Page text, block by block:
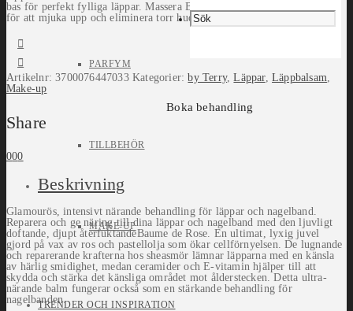
PARFYM
TILLBEHÖR
MAKE-UP
TRENDER OCH INSPIRATION
Boka behandling
bas för perfekt fylliga läppar. Massera Baumde de Rose på nagelbanden
för att mjuka upp och eliminera torr hud.
Artikelnr:3700076447033 Kategorier:by Terry,Läppar,Läppbalsam,
Make-up
Share
000
Beskrivning
Glamourös, intensivt närande behandling för läppar och nagelband.
Reparera och ge näring till dina läppar och nagelband med den ljuvligt
doftande, djupt återfuktandeBaume de Rose. En ultimat, lyxig juvel
gjord på vax av ros och pastellolja som ökar cellförnyelsen. De lugnande
och reparerande krafterna hos sheasmör lämnar läpparna med en känsla
av härlig smidighet, medan ceramider och E-vitamin hjälper till att
skydda och stärka det känsliga området mot ålderstecken. Detta ultra-
närande balm fungerar också som en stärkande behandling för
nagelbanden.